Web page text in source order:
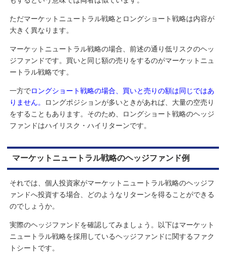
ただマーケットニュートラル戦略とロングショート戦略は内容が
大きく異なります。
マーケットニュートラル戦略の場合、前述の通り低リスクのヘッ
ジファンドです。買いと同じ額の売りをするのがマーケットニュ
ートラル戦略です。
一方でロングショート戦略の場合、買いと売りの額は同じではあ
りません。
ロングポジションが多いときがあれば、大量の空売り
をすることもあります。そのため、ロングショート戦略のヘッジ
ファンドはハイリスク・ハイリターンです。
マーケットニュートラル戦略のヘッジファンド例
それでは、個人投資家がマーケットニュートラル戦略のヘッジフ
ァンドへ投資する場合、どのようなリターンを得ることができる
のでしょうか。
実際のヘッジファンドを確認してみましょう。以下はマーケット
ニュートラル戦略を採用しているヘッジファンドに関するファク
トシートです。